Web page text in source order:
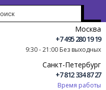
Москва
+7 495 280 19 19
9:30 - 21:00 Без выходных
Санкт-Петербург
+7 812 334 87 27
Время работы